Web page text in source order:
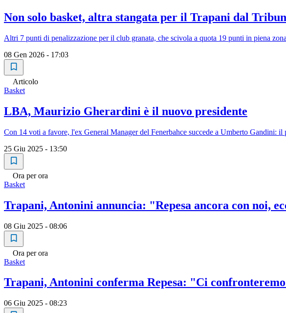
Non solo basket, altra stangata per il Trapani dal
Altri 7 punti di penalizzazione per il club granata, che scivola a quota 19 punti in piena
08 Gen 2026 - 17:03
Articolo
Basket
LBA, Maurizio Gherardini è il nuovo presidente
Con 14 voti a favore, l'ex General Manager del Fenerbahce succede a Umberto Gandini:
25 Giu 2025 - 13:50
Ora per ora
Basket
Trapani, Antonini annuncia: "Repesa ancora con noi,
08 Giu 2025 - 08:06
Ora per ora
Basket
Trapani, Antonini conferma Repesa: "Ci
06 Giu 2025 - 08:23